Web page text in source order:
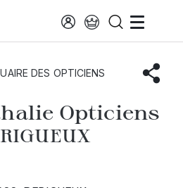
Perigueux
DES OPTICIENS
Opticiens